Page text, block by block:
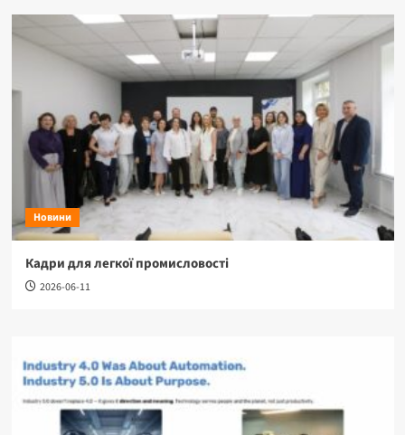
Новини
Кадри для легкої промисловості
2026-06-11